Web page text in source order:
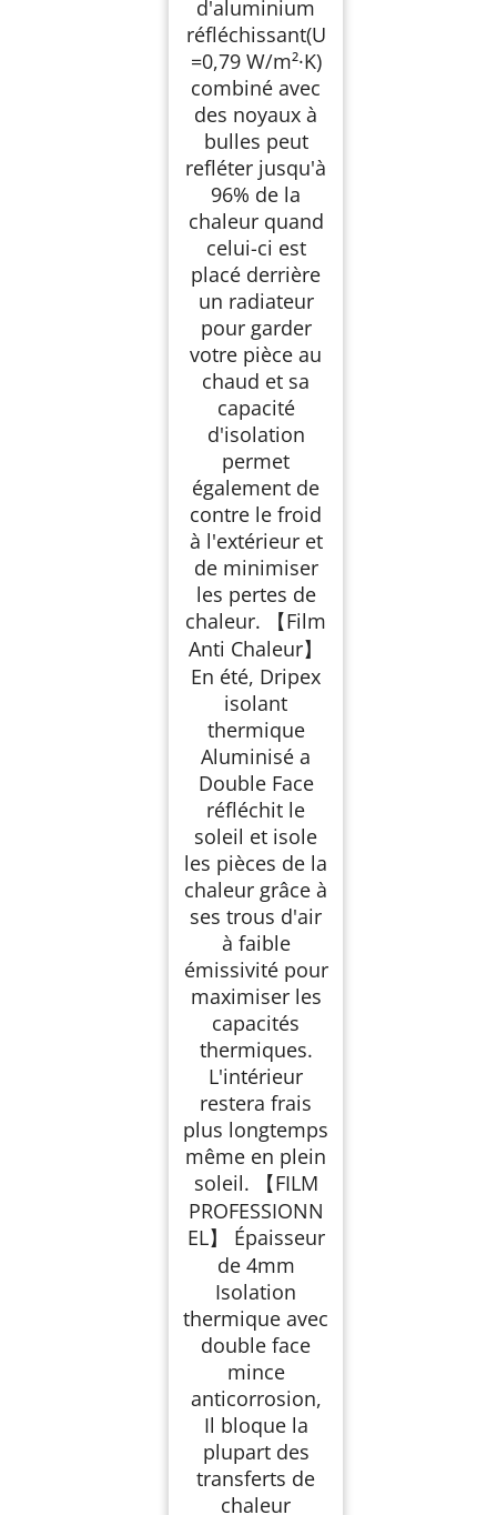
d'aluminium
réfléchissant(U
=0,79 W/m²·K)
combiné avec
des noyaux à
bulles peut
refléter jusqu'à
96% de la
chaleur quand
celui-ci est
placé derrière
un radiateur
pour garder
votre pièce au
chaud et sa
capacité
d'isolation
permet
également de
contre le froid
à l'extérieur et
de minimiser
les pertes de
chaleur. 【Film
Anti Chaleur】
En été, Dripex
isolant
thermique
Aluminisé a
Double Face
réfléchit le
soleil et isole
les pièces de la
chaleur grâce à
ses trous d'air
à faible
émissivité pour
maximiser les
capacités
thermiques.
L'intérieur
restera frais
plus longtemps
même en plein
soleil. 【FILM
PROFESSIONN
EL】 Épaisseur
de 4mm
Isolation
thermique avec
double face
mince
anticorrosion,
Il bloque la
plupart des
transferts de
chaleur